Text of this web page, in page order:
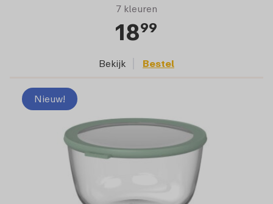
7 kleuren
1899
Bekijk Bestel
Nieuw!